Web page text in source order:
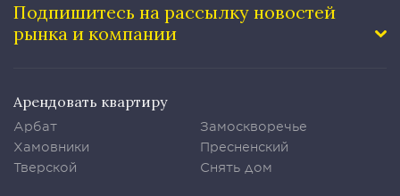
Подпишитесь на рассылку новостей
рынка и компании
Арендовать квартиру
Арбат
Хамовники
Тверской
Замоскворечье
Пресненский
Снять дом